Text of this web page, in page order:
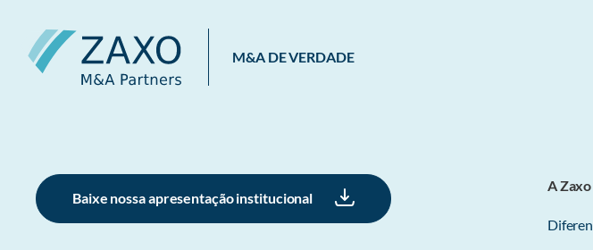
M&A DE VERDADE
Baixe nossa apresentação institucional
A Zaxo